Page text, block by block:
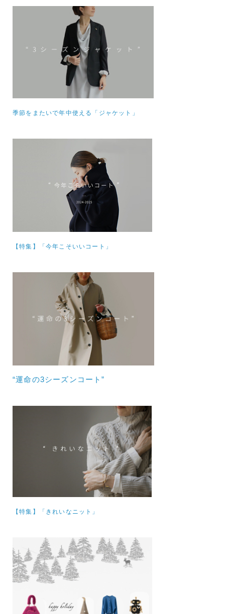
季節をまたいで年中使える「ジャケット」
【特集】 「今年こそいいコート」
“運命の3シーズンコート”
【特集】 「きれいなニット」